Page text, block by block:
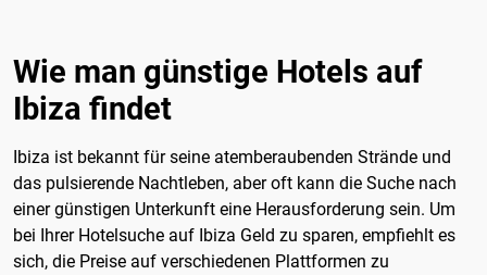
Wie man günstige Hotels auf
Ibiza findet
Ibiza ist bekannt für seine atemberaubenden Strände und
das pulsierende Nachtleben, aber oft kann die Suche nach
einer günstigen Unterkunft eine Herausforderung sein. Um
bei Ihrer Hotelsuche auf Ibiza Geld zu sparen, empfiehlt es
sich, die Preise auf verschiedenen Plattformen zu